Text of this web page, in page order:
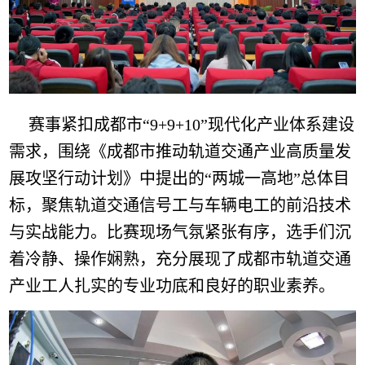
赛事紧扣成都市“9+9+10”现代化产业体系建设
需求，围绕《成都市推动轨道交通产业高质量发
展攻坚行动计划》中提出的“两城一高地”总体目
标，聚焦轨道交通信号工与车辆电工的前沿技术
与实战能力。比赛现场气氛紧张有序，选手们沉
着冷静、操作娴熟，充分展现了成都市轨道交通
产业工人扎实的专业功底和良好的职业素养。